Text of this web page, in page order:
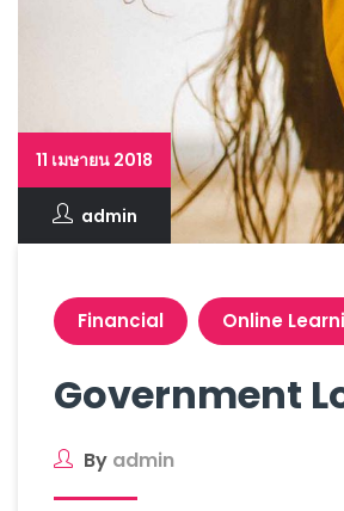
11 เมษายน 2018
admin
Financial Online
Government
By admin